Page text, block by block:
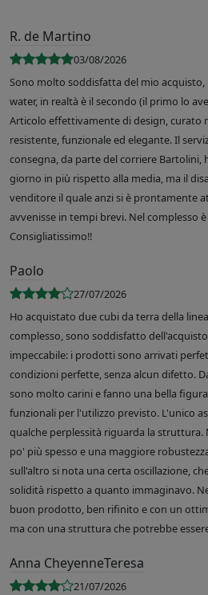
R. de Martino
03/08/2026
Sono molto soddisfatta del mio
water, in realtà è il secondo (il primo lo
Articolo effettivamente di design, curato
resistente, funzionale ed elegante. Il
consegna, da parte del corriere
giorno in più rispetto alla media, ma il
venditore il quale anzi si è prontamente
avvenisse in tempi brevi. Nel complesso
Consigliatissimo!!
Paolo
27/07/2026
Ho acquistato due cubi da terra della
complesso, sono soddisfatto
impeccabile: i prodotti sono arrivati
condizioni perfette, senza alcun difetto.
sono molto carini e fanno una bella
funzionali per l'utilizzo previsto. L'unico
qualche perplessità riguarda la
po' più spesso e una maggiore
sull'altro si nota una certa oscillazione,
solidità rispetto a quanto immaginavo.
buon prodotto, ben rifinito e con un
ma con una struttura che potrebbe
Anna CheyenneTeresa
21/07/2026